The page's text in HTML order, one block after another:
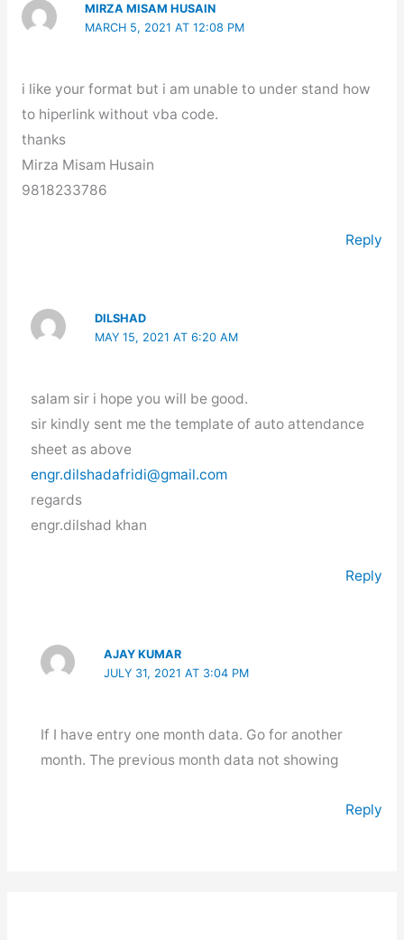
MIRZA MISAM HUSAIN
MARCH 5, 2021 AT 12:08 PM
i like your format but i am unable to under stand how
to hiperlink without vba code.
thanks
Mirza Misam Husain
9818233786
Reply
DILSHAD
MAY 15, 2021 AT 6:20 AM
salam sir i hope you will be good.
sir kindly sent me the template of auto attendance
sheet as above
engr.dilshadafridi@gmail.com
regards
engr.dilshad khan
Reply
AJAY KUMAR
JULY 31, 2021 AT 3:04 PM
If I have entry one month data. Go for another
month. The previous month data not showing
Reply